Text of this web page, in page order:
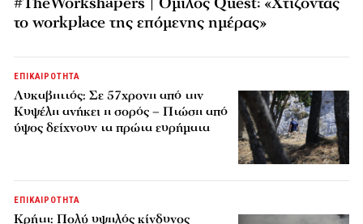
το workplace της επόμενης ημέρας»
ΕΠΙΚΑΙΡΟΤΗΤΑ
Λυκαβηττός: Σε 57χρονη από την
Κυψέλη ανήκει η σορός – Πτώση από
ύψος δείχνουν τα πρώτα ευρήματα
ΕΠΙΚΑΙΡΟΤΗΤΑ
Κρήτη: Πολύ υψηλός κίνδυνος